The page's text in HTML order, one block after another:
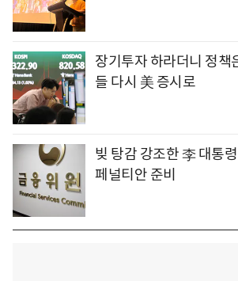
장기투자 하라더니 정책
들 다시 美 증시로
빚 탕감 강조한 李 대통
페널티안 준비